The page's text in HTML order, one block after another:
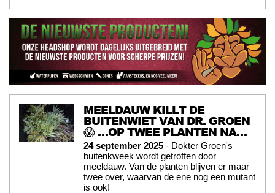
MEELDAUW KILLT DE
BUITENWIET VAN DR. GROEN
😱 …OP TWEE PLANTEN NA…
24 september 2025 - Dokter Groen's
buitenkweek wordt getroffen door
meeldauw. Van de planten blijven er maar
twee over, waarvan de ene nog een mutant
is ook!